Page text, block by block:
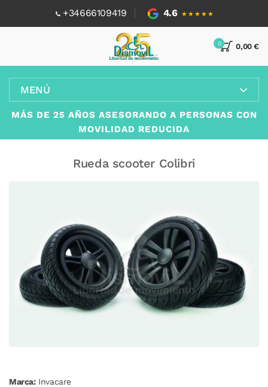
+34666109419 4.6 ★★★★★
0,00 €
0
MENÚ
MÁS DE 25 AÑOS ASESORANDO A PERSONAS CON
MOVILIDAD REDUCIDA
Rueda scooter Colibri
Marca: Invacare